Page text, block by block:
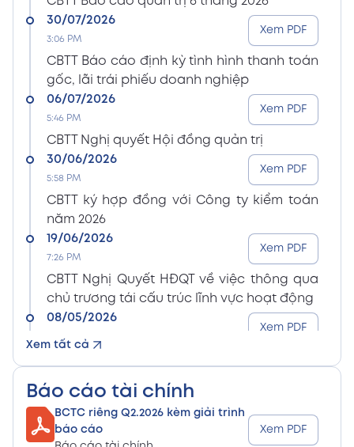
Xem tất cả
30/07/2026
3:06 PM
CBTT Báo cáo định kỳ tình hình thanh toán
gốc, lãi trái phiếu doanh nghiệp
Xem PDF
06/07/2026
5:46 PM
CBTT Nghị quyết Hội đồng quản trị
Xem PDF
30/06/2026
5:58 PM
CBTT ký hợp đồng với Công ty kiểm toán
năm 2026
Xem PDF
19/06/2026
7:26 PM
CBTT Nghị Quyết HĐQT về việc thông qua
chủ trương tái cấu trúc lĩnh vực hoạt động
Xem PDF
08/05/2026
8:15 PM
Xem PDF
8:15 PM
CBTT Điều lệ Công ty sửa đổi bổ sung (Vn)
08/05/2026
Báo cáo tài chính
BCTC riêng Q2.2026 kèm giải trình
báo cáo
Xem PDF